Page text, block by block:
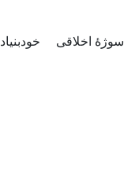
سوژۀ اخلاقی خودبنیاد